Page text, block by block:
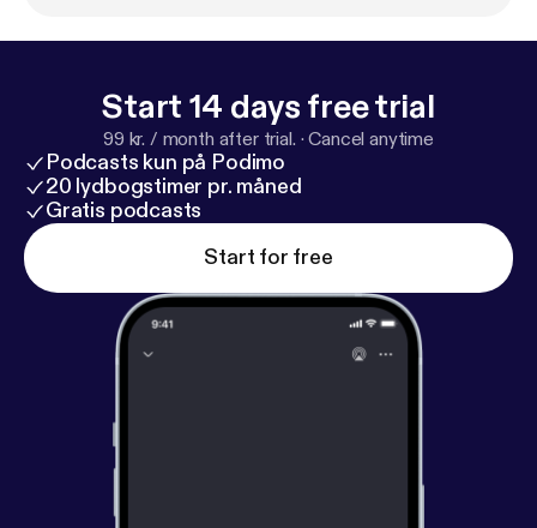
Start 14 days free trial
99 kr. / month after trial. ·Cancel anytime
Podcasts kun på Podimo
20 lydbogstimer pr. måned
Gratis podcasts
Start for free